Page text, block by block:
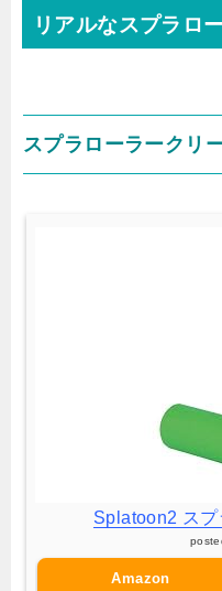
リアルなスプラロ
スプラローラークリ
Splatoon2 ス
Amazon